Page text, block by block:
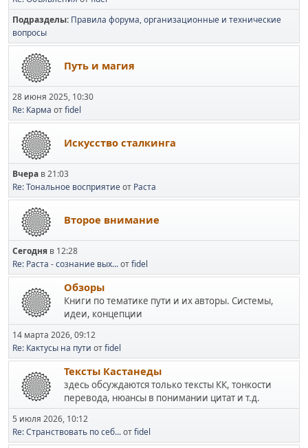
Подразделы Правила форума, организационные и технические
вопросы
Путь и магия
28 июня 2025, 10:30
Re: Карма отfidel
Искусство сталкинга
Вчера в 21:03
Re: Тональное восприятиеот Раста
Второе внимание
Сегодня в 12:28
Re: Раста - сознание вых...отfidel
Обзоры
Книги по тематике пути и их авторы. Системы,
идеи, концепции
14 марта 2026, 09:12
Re: Кактусы на пути отfidel
Тексты Кастанеды
здесь обсуждаются только тексты КК, тонкости
перевода, нюансы в понимании цитат и т.д.
5 июля 2026, 10:12
Re: Странствовать по себ...отfidel